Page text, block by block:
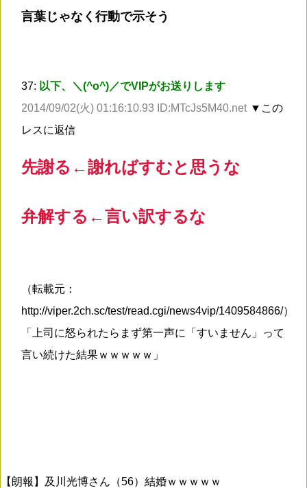
言葉じゃなく行動で示そう
37: 以下、＼(^o^)／でVIPがお送りします
2014/09/02(火) 01:16:10.93 ID:MTcJs5M40.net ▼この
レスに返信
先謝る←謝ればすむと思うな
弁解する←言い訳するな
（転載元：
http://viper.2ch.sc/test/read.cgi/news4vip/1409584866/）
「上司に怒られたらまず第一声に「すいません」って
言い続けた結果ｗｗｗｗｗ」
【朗報】及川光博さん（56）結婚ｗｗｗｗｗ